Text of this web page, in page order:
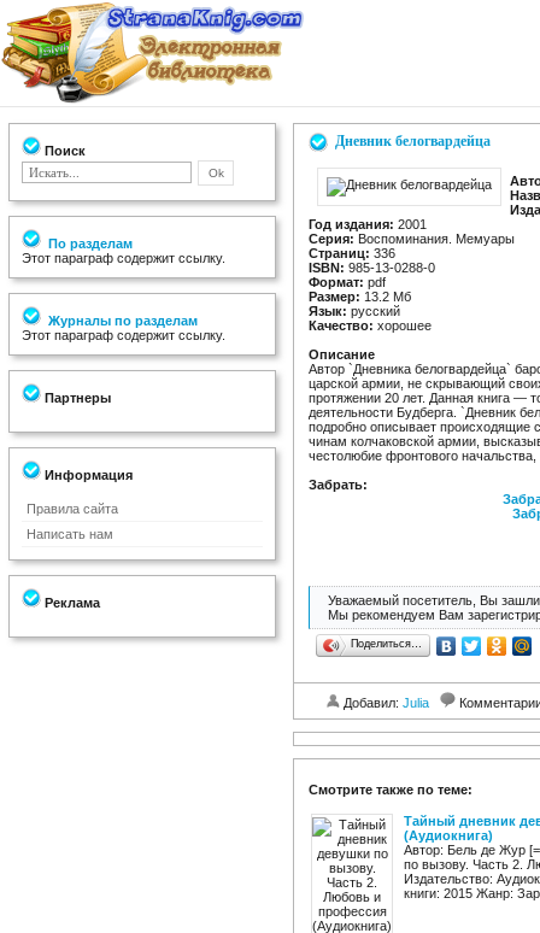
Поиск
По разделам
Этот параграф содержит ссылку.
Журналы по разделам
Этот параграф содержит ссылку.
Партнеры
Информация
Правила сайта
Написать нам
Реклама
Дневник белогвардейца
Год издания: 2001
Серия: Воспоминания. Мемуары
Страниц: 336
ISBN: 985-13-0288-0
Формат: pdf
Размер: 13.2 Мб
Язык: русский
Качество: хорошее
Описание
Автор `Дневника белогвардейца`
царской армии, не скрывающий
протяжении 20 лет. Данная книга —
деятельности Будберга. `Дневник
подробно описывает
чинам колчаковской армии,
честолюбие фронтового
Забрать:
Уважаемый посетитель, Вы зашли
Мы рекомендуем Вам
Поделиться…
Добавил: Julia
Смотрите также по теме:
Тайный дневник
(Аудиокнига)
Автор: Бель де Жур
по вызову. Часть 2.
Издательство:
книги: 2015 Жанр: